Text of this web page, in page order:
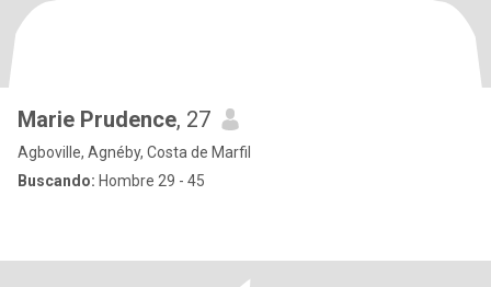
Marie Prudence, 27
Agboville, Agnéby, Costa de Marfil
Buscando: Hombre 29 - 45